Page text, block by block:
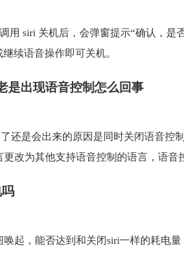
用 siri 关机后，会弹窗提示“确认，
续语音操作即可关机。
是出现语音控制怎么回事
还是会出来的原因是同时关闭语音控
更改为其他支持语音控制的语言，语音
唤起，能否达到和关闭siri一样的耗电